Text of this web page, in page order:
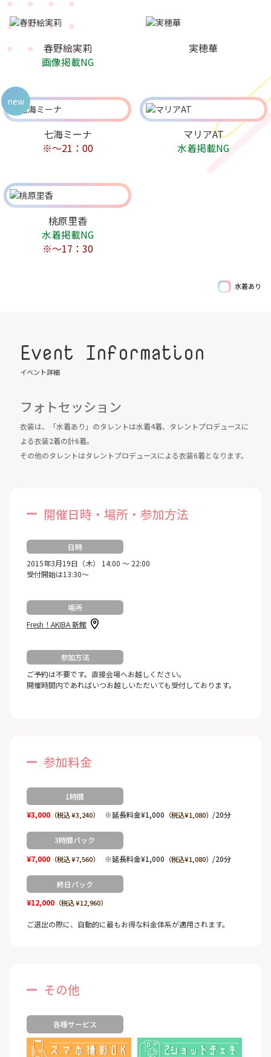
春野絵実莉
画像掲載NG
実穂華
七海ミーナ
※～21：00
new
マリアAT
水着掲載NG
桃原里香
水着掲載NG
※～17：30
水着あり
Event Information
イベント詳細
フォトセッション
衣装は、「水着あり」のタレントは水着4着、タレントプロデュースに
よる衣装2着の計6着。
その他のタレントはタレントプロデュースによる衣装6着となります。
開催日時・場所・参加方法
日時
2015年3月19日（木） 14:00 ～ 22:00
受付開始は13:30～
場所
Fresh！AKIBA 新館
参加方法
ご予約は不要です。直接会場へお越しください。
開催時間内であればいつお越しいただいても受付しております。
参加料金
1時間
¥3,000（税込 ¥3,240） ※延長料金¥1,000 （税込¥1,080） /20分
3時間パック
¥7,000（税込 ¥7,560） ※延長料金¥1,000 （税込¥1,080） /20分
終日パック
¥12,000（税込 ¥12,960）
ご退出の際に、自動的に最もお得な料金体系が適用されます。
その他
各種サービス